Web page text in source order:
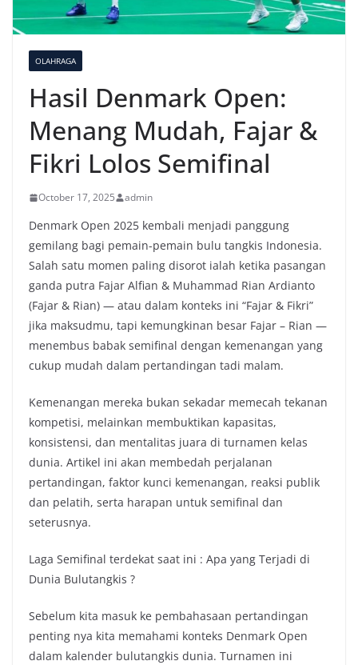
OLAHRAGA
Hasil Denmark Open:
Menang Mudah, Fajar &
Fikri Lolos Semifinal
October 17, 2025 admin
Denmark Open 2025 kembali menjadi panggung
gemilang bagi pemain-pemain bulu tangkis Indonesia.
Salah satu momen paling disorot ialah ketika pasangan
ganda putra Fajar Alfian & Muhammad Rian Ardianto
(Fajar & Rian) — atau dalam konteks ini “Fajar & Fikri”
jika maksudmu, tapi kemungkinan besar Fajar – Rian —
menembus babak semifinal dengan kemenangan yang
cukup mudah dalam pertandingan tadi malam.
Kemenangan mereka bukan sekadar memecah tekanan
kompetisi, melainkan membuktikan kapasitas,
konsistensi, dan mentalitas juara di turnamen kelas
dunia. Artikel ini akan membedah perjalanan
pertandingan, faktor kunci kemenangan, reaksi publik
dan pelatih, serta harapan untuk semifinal dan
seterusnya.
Laga Semifinal terdekat saat ini : Apa yang Terjadi di
Dunia Bulutangkis ?
Sebelum kita masuk ke pembahasaan pertandingan
penting nya kita memahami konteks Denmark Open
dalam kalender bulutangkis dunia. Turnamen ini